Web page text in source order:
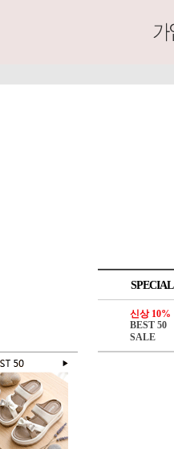
SPECIAL
신상 10%
BEST 50
SALE